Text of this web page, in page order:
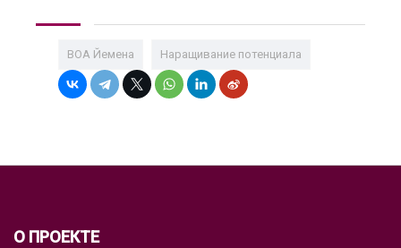
ВОА Йемена Наращивание потенциала
О ПРОЕКТЕ